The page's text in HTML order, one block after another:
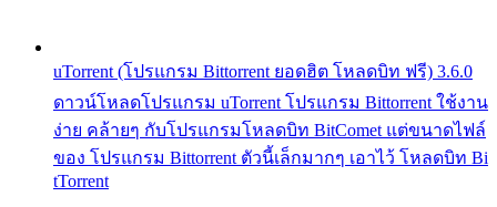
uTorrent (โปรแกรม Bittorrent ยอดฮิต โหลดบิท ฟรี) 3.6.0
ดาวน์โหลดโปรแกรม uTorrent โปรแกรม Bittorrent ใช้งาน
ง่าย คล้ายๆ กับโปรแกรมโหลดบิท BitComet แต่ขนาดไฟล์
ของ โปรแกรม Bittorrent ตัวนี้เล็กมากๆ เอาไว้ โหลดบิท Bi
tTorrent